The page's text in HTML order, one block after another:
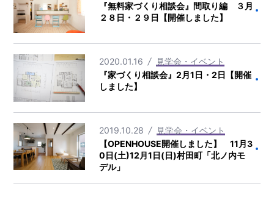
『無料家づくり相談会』間取り編 ３月
２８日・２９日【開催しました】
2020.01.16
見学会・イベント
『家づくり相談会』2月1日・2日【開催
しました】
2019.10.28
見学会・イベント
【OPENHOUSE開催しました】 11月3
0日(土)12月1日(日)村田町「北ノ内モ
デル」